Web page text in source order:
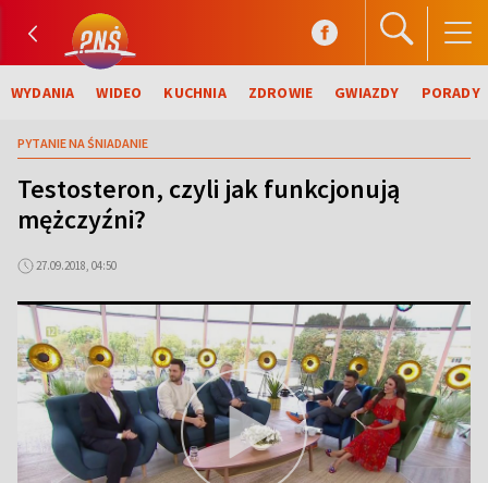
WYDANIA WIDEO KUCHNIA ZDROWIE GWIAZDY PORADY
PYTANIE NA ŚNIADANIE
Testosteron, czyli jak funkcjonują
mężczyźni?
27.09.2018, 04:50